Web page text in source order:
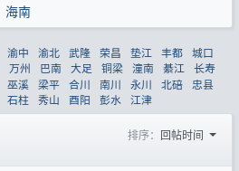
海南
渝中 渝北 武隆 荣昌 垫江 丰都 城口
万州 巴南 大足 铜梁 潼南 綦江
长寿
巫溪 梁平 合川 南川 永川 北碚
忠县
石柱 秀山 酉阳 彭水 江津
排序： 回帖时间